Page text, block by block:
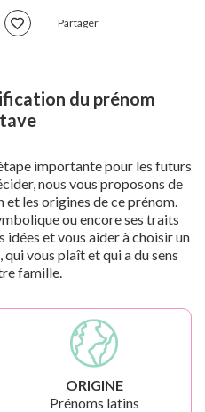
Partager
du prénom
importante pour les futurs
nous vous proposons de
les origines de ce prénom.
ou encore ses traits
idées et vous aider à choisir un
vous plaît et qui a du sens
famille.
ORIGINE
Prénoms latins